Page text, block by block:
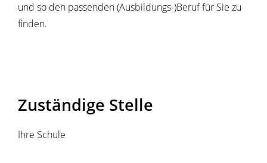
und so den passenden (Ausbildungs-)Beruf für Sie zu
finden.
Zuständige Stelle
Ihre Schule